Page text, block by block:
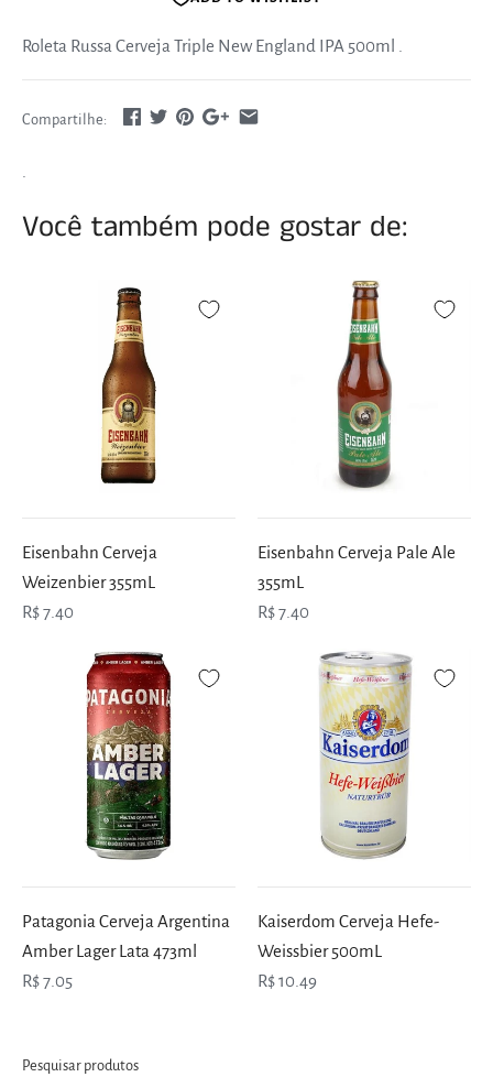
Roleta Russa Cerveja Triple New England IPA 500ml
Compartilhe:
Você também pode gostar de:
Eisenbahn Cerveja
Weizenbier 355mL
R$ 7.40
Eisenbahn Cerveja Pale Ale
355mL
R$ 7.40
Patagonia Cerveja Argentina
Amber Lager Lata 473ml
R$ 7.05
Kaiserdom Cerveja Hefe-
Weissbier 500mL
R$ 10.49
Pesquisar produtos